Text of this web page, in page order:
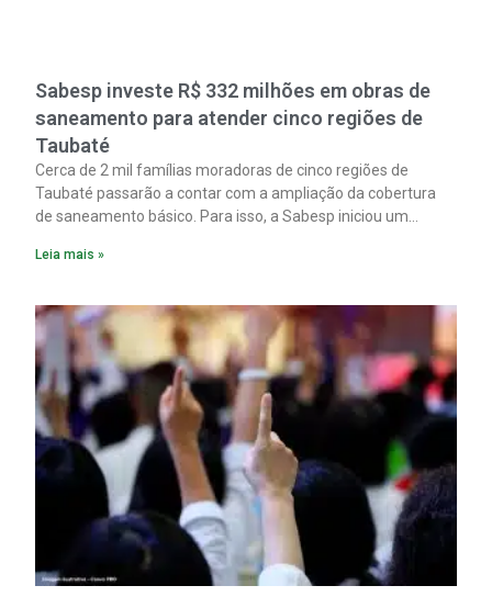
Sabesp investe R$ 332 milhões em obras de
saneamento para atender cinco regiões de
Taubaté
Cerca de 2 mil famílias moradoras de cinco regiões de
Taubaté passarão a contar com a ampliação da cobertura
de saneamento básico. Para isso, a Sabesp iniciou um
milhões.
Leia mais »